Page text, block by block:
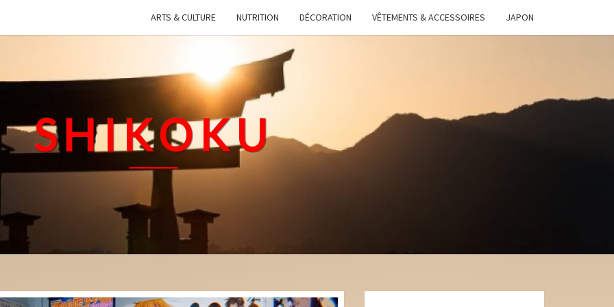
ARTS & CULTURE NUTRITION DÉCORATION VÊTEMENTS & ACCESSOIRES JAPON
SHIKOKU